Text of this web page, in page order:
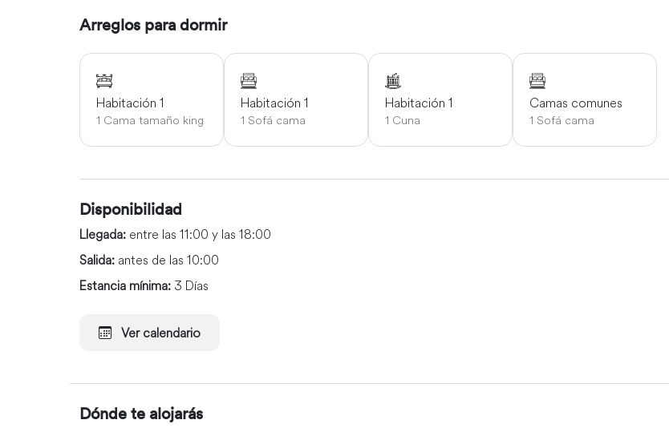
Arreglos para dormir
Habitación 1
1 Cama tamaño king
Habitación 1
1 Sofá cama
Habitación 1
1 Cuna
Camas comunes
1 Sofá cama
Disponibilidad
Llegada: entre las 11:00 y las 18:00
Salida: antes de las 10:00
Estancia mínima: 3 Días
Ver calendario
Dónde te alojarás